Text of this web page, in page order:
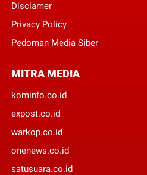
Disclamer
Privacy Policy
Pedoman Media Siber
MITRA MEDIA
kominfo.co.id
expost.co.id
warkop.co.id
onenews.co.id
satusuara.co.id